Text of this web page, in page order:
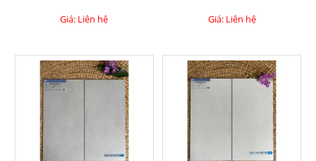
Giá: Liên hệ Giá: Liên hệ